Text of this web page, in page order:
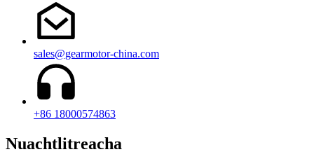
sales@gearmotor-china.com
+86 18000574863
Nuachtlitreacha